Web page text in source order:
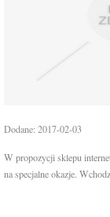
Dodane: 2017-02-03
W propozycji sklepu
na specjalne okazje.